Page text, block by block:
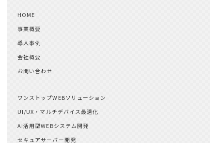
HOME
事業概要
導入事例
会社概要
お問い合わせ
ワンストップWEBソリューション
UI/UX・マルチデバイス最適化
AI活用型WEBシステム開発
セキュアサーバー開発